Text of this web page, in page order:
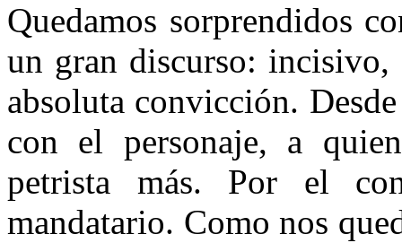
Quedamos sorprendidos
un gran discurso:
absoluta convicción.
con el personaje, a
petrista más. Por el
mandatario. Como nos